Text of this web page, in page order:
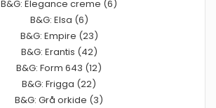
B&G: Elegance creme (6)
B&G: Elsa (6)
B&G: Empire (23)
B&G: Erantis (42)
B&G: Form 643 (12)
B&G: Frigga (22)
B&G: Grå orkide (3)